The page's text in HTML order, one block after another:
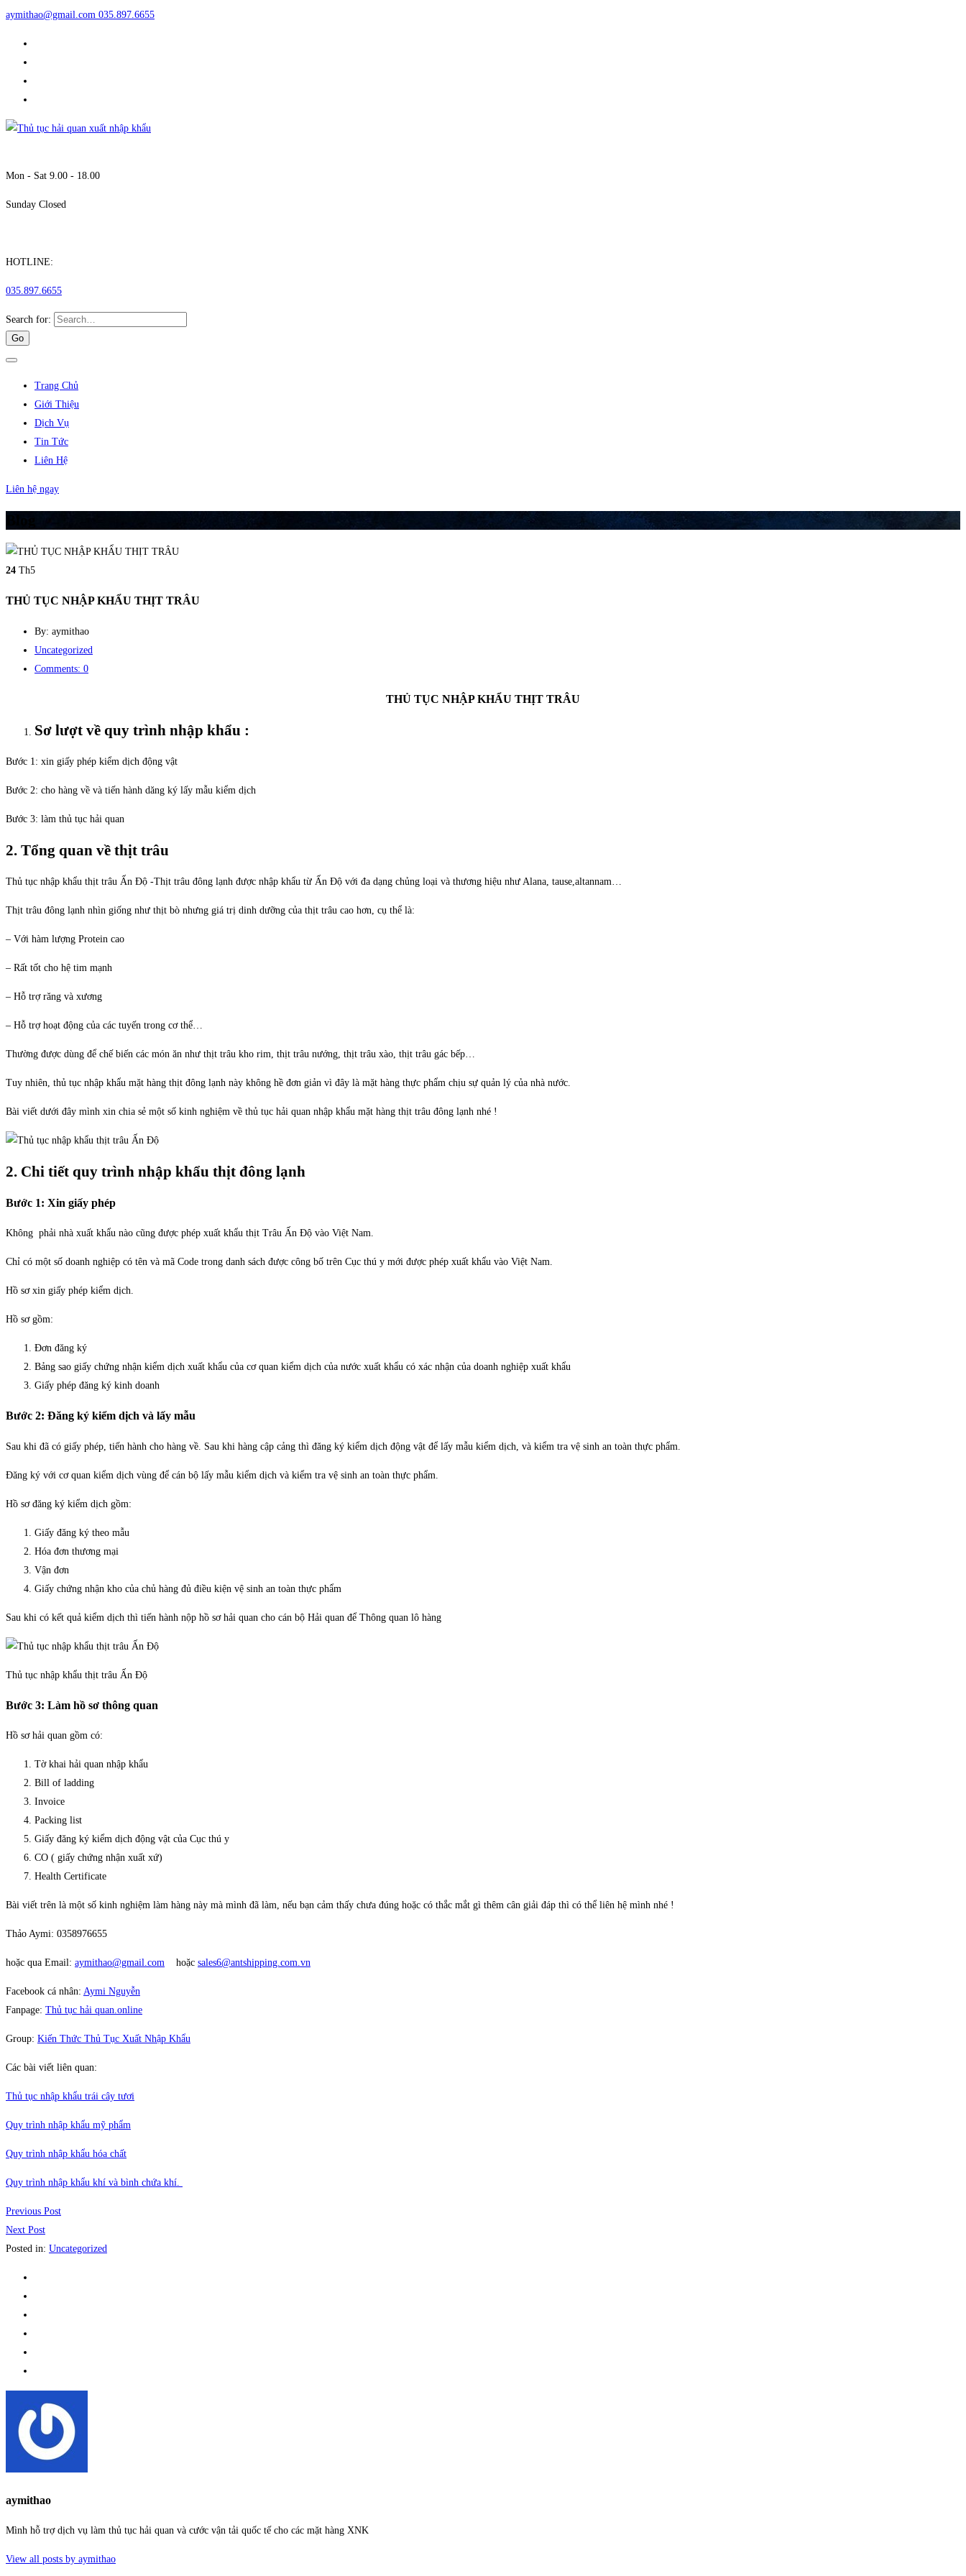
aymithao@gmail.com 035.897.6655
Mon - Sat 9.00 - 18.00
Sunday Closed
HOTLINE:
035.897.6655
Search for:
Trang Chủ
Giới Thiệu
Dịch Vụ
Tin Tức
Liên Hệ
Liên hệ ngay
Blog
24 Th5
THỦ TỤC NHẬP KHẨU THỊT TRÂU
By: aymithao
Uncategorized
Comments: 0
THỦ TỤC NHẬP KHẨU THỊT TRÂU
Sơ lượt về quy trình nhập khẩu :
Bước 1: xin giấy phép kiểm dịch động vật
Bước 2: cho hàng về và tiến hành dăng ký lấy mẫu kiểm dịch
Bước 3: làm thủ tục hải quan
2. Tổng quan về thịt trâu
Thủ tục nhập khẩu thịt trâu Ấn Độ -Thịt trâu đông lạnh được nhập khẩu từ Ấn Độ với đa dạng chủng loại và thương hiệu như Alana, tause,altannam…
Thịt trâu đông lạnh nhìn giống như thịt bò nhưng giá trị dinh dưỡng của thịt trâu cao hơn, cụ thể là:
– Với hàm lượng Protein cao
– Rất tốt cho hệ tim mạnh
– Hỗ trợ răng và xương
– Hỗ trợ hoạt động của các tuyến trong cơ thể…
Thường được dùng để chế biến các món ăn như thịt trâu kho rim, thịt trâu nướng, thịt trâu xào, thịt trâu gác bếp…
Tuy nhiên, thủ tục nhập khẩu mặt hàng thịt đông lạnh này không hề đơn giản vì đây là mặt hàng thực phẩm chịu sự quản lý của nhà nước.
Bài viết dưới đây mình xin chia sẻ một số kinh nghiệm về thủ tục hải quan nhập khẩu mặt hàng thịt trâu đông lạnh nhé !
2. Chi tiết quy trình nhập khẩu thịt đông lạnh
Bước 1: Xin giấy phép
Không phải nhà xuất khẩu nào cũng được phép xuất khẩu thịt Trâu Ấn Độ vào Việt Nam.
Chỉ có một số doanh nghiệp có tên và mã Code trong danh sách được công bố trên Cục thú y mới được phép xuất khẩu vào Việt Nam.
Hồ sơ xin giấy phép kiểm dịch.
Hồ sơ gồm:
Đơn đăng ký
Bảng sao giấy chứng nhận kiểm dịch xuất khẩu của cơ quan kiểm dịch của nước xuất khẩu có xác nhận của doanh nghiệp xuất khẩu
Giấy phép đăng ký kinh doanh
Bước 2: Đăng ký kiểm dịch và lấy mẫu
Sau khi đã có giấy phép, tiến hành cho hàng về. Sau khi hàng cập cảng thì đăng ký kiểm dịch động vật để lấy mẫu kiểm dịch, và kiểm tra vệ sinh an toàn thực phẩm.
Đăng ký với cơ quan kiểm dịch vùng để cán bộ lấy mẫu kiểm dịch và kiểm tra vệ sinh an toàn thực phẩm.
Hồ sơ đăng ký kiểm dịch gồm:
Giấy đăng ký theo mẫu
Hóa đơn thương mại
Vận đơn
Giấy chứng nhận kho của chủ hàng đủ điều kiện vệ sinh an toàn thực phẩm
Sau khi có kết quả kiểm dịch thì tiến hành nộp hồ sơ hải quan cho cán bộ Hải quan để Thông quan lô hàng
Thủ tục nhập khẩu thịt trâu Ấn Độ
Bước 3: Làm hồ sơ thông quan
Hồ sơ hải quan gồm có:
Tờ khai hải quan nhập khẩu
Bill of ladding
Invoice
Packing list
Giấy đăng ký kiểm dịch động vật của Cục thú y
CO ( giấy chứng nhận xuất xứ)
Health Certificate
Bài viết trên là một số kinh nghiệm làm hàng này mà mình đã làm, nếu bạn cảm thấy chưa đúng hoặc có thắc mắt gì thêm cân giải đáp thì có thể liên hệ mình nhé !
Thảo Aymi: 0358976655
hoặc qua Email: aymithao@gmail.com hoặc sales6@antshipping.com.vn
Facebook cá nhân: Aymi Nguyễn
Fanpage: Thủ tục hải quan.online
Group: Kiến Thức Thủ Tục Xuất Nhập Khẩu
Các bài viết liên quan:
Thủ tục nhập khẩu trái cây tươi
Quy trình nhập khẩu mỹ phẩm
Quy trình nhập khẩu hóa chất
Quy trình nhập khẩu khí và bình chứa khí.
Previous Post
Next Post
Posted in: Uncategorized
aymithao
Mình hỗ trợ dịch vụ làm thủ tục hải quan và cước vận tải quốc tế cho các mặt hàng XNK
View all posts by aymithao